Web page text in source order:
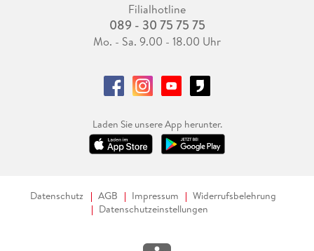
Filialhotline
089 - 30 75 75 75
Mo. - Sa. 9.00 - 18.00 Uhr
Laden Sie unsere App herunter.
Datenschutz AGB Impressum
Widerrufsbelehrung
Datenschutzeinstellungen